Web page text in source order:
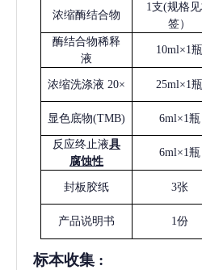
浓缩酶结合物
1支(规格
签）
酶结合物稀释
液
10ml×1瓶
浓缩洗涤液 20× 25ml×1瓶
显色底物(TMB) 6ml×1瓶
反应终止液具
腐蚀性
6ml×1瓶
封板胶纸 3张
产品说明书 1份
标本收集 :